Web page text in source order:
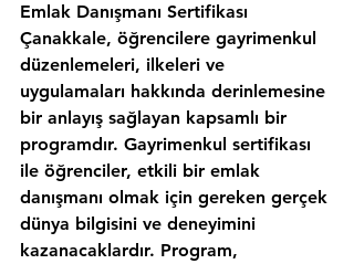
Emlak Danışmanı Sertifikası
Çanakkale, öğrencilere gayrimenkul
düzenlemeleri, ilkeleri ve
uygulamaları hakkında derinlemesine
bir anlayış sağlayan kapsamlı bir
programdır. Gayrimenkul sertifikası
ile öğrenciler, etkili bir emlak
danışmanı olmak için gereken gerçek
dünya bilgisini ve deneyimini
kazanacaklardır. Program,